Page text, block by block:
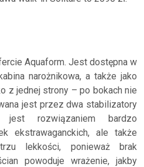
Aquaform. Jest dostępna w
narożnikowa, a także jako
z jednej strony – po bokach nie
jest przez dwa stabilizatory
rozwiązaniem bardzo
ekstrawaganckich, ale także
lekkości, ponieważ brak
powoduje wrażenie, jakby